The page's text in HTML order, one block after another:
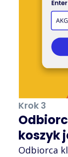
Krok 3
koszyk
Odbiorca